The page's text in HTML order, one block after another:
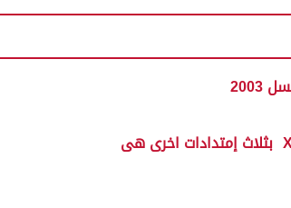
بثلاث إمتدادات اخرى هى